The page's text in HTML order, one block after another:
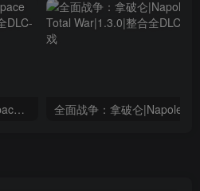
坎巴拉太空计划|Kerbal Space Program|1.12.5.3190|整合全DLC